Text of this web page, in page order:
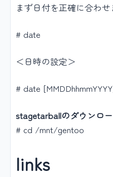
まず日付を正確に合わ
# date
＜日時の設定＞
# date
stagetarballのダウンロ
# cd /mnt/gentoo
links